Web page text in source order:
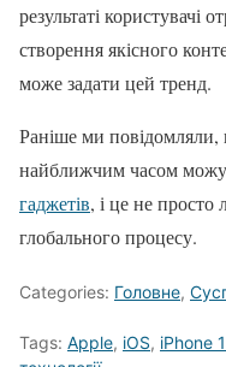
результаті
створення якісного
може задати цей тренд.
Раніше ми повідомляли,
найближчим часом
гаджетів, і це не просто
глобального процесу.
Categories: Головне,
Tags: Apple, iOS, iPhone